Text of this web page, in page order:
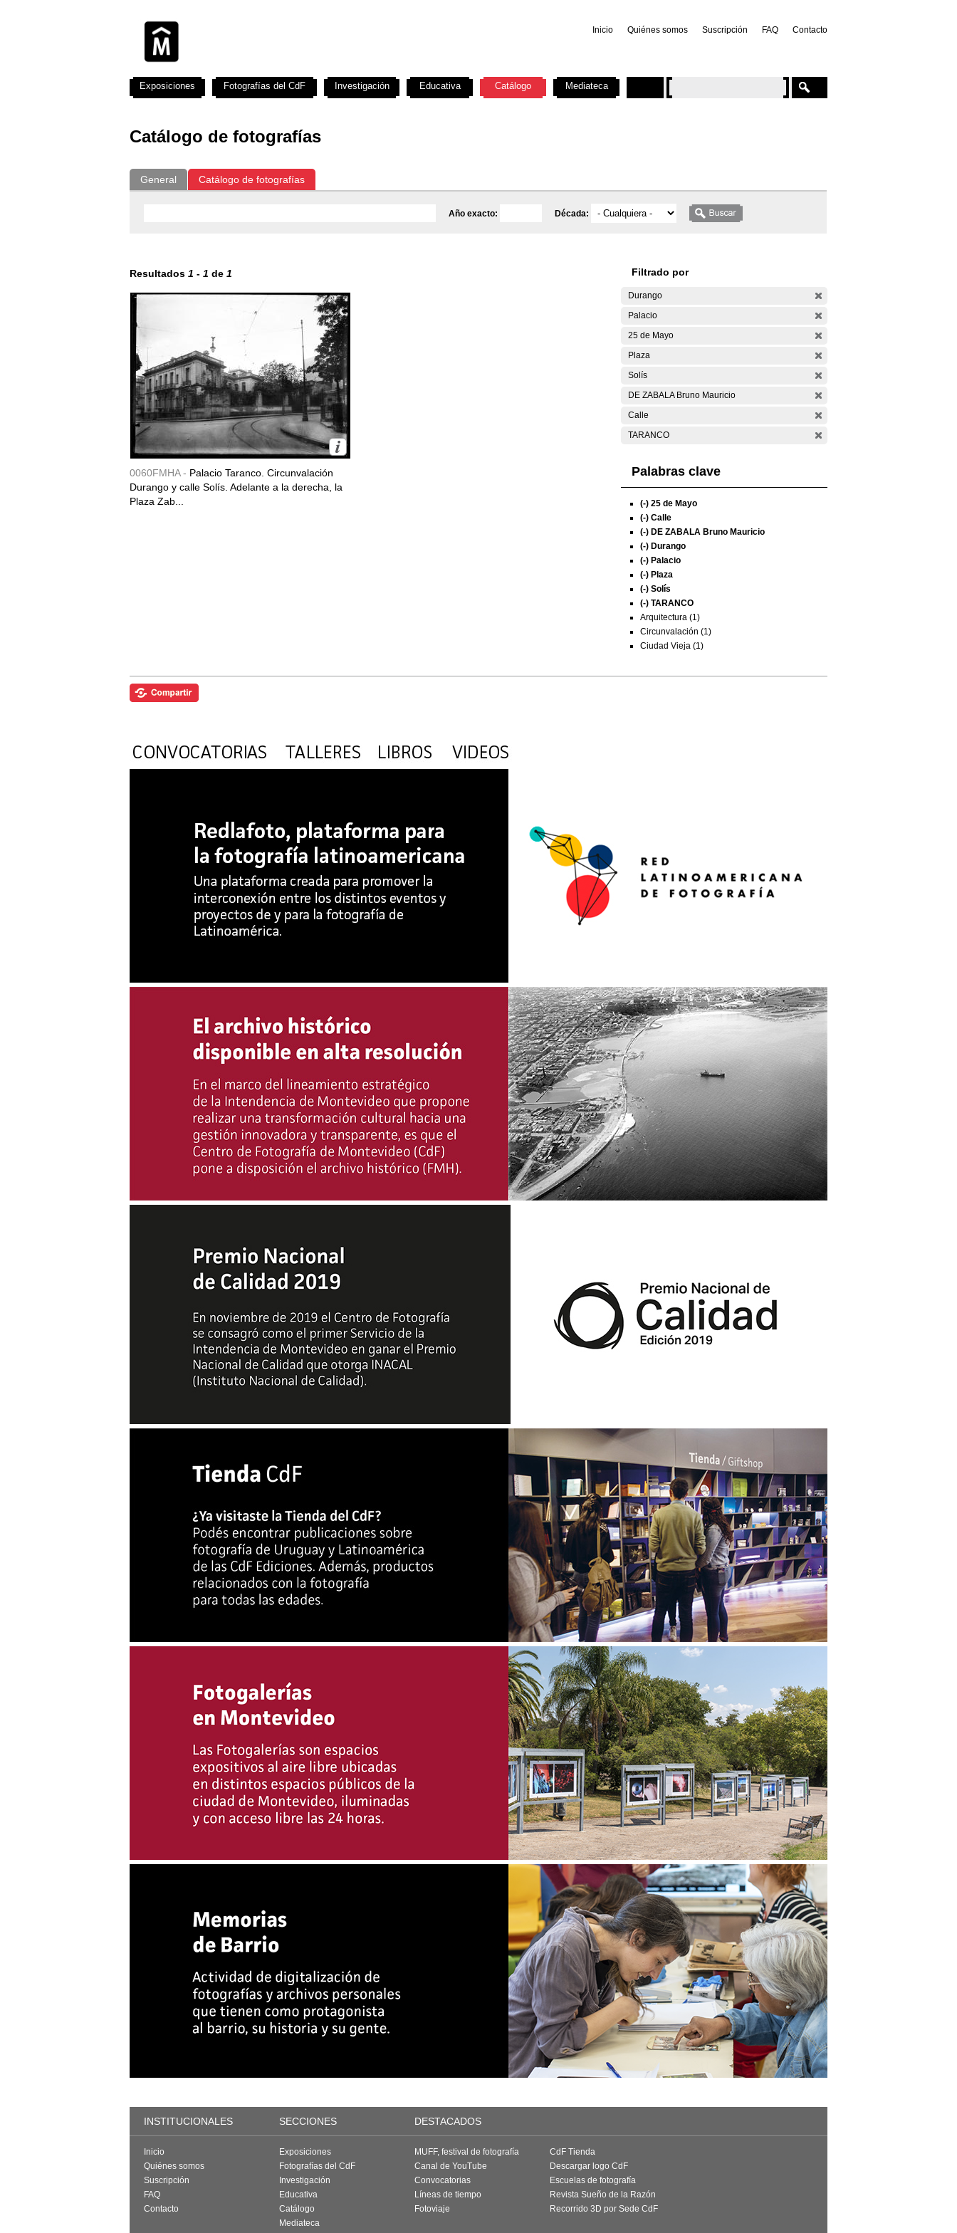
Inicio Quiénes somos Suscripción FAQ Contacto
Catálogo de fotografías
General Catálogo de fotografías
Año exacto: Década:
Resultados 1 - 1 de 1
0060FMHA - Palacio Taranco. Circunvalación
Durango y calle Solís. Adelante a la derecha, la
Plaza Zab...
Filtrado por
Durango
Palacio
25 de Mayo
Plaza
Solís
DE ZABALA Bruno Mauricio
Calle
TARANCO
Palabras clave
(-) 25 de Mayo
(-) Calle
(-) DE ZABALA Bruno Mauricio
(-) Durango
(-) Palacio
(-) Plaza
(-) Solís
(-) TARANCO
Arquitectura (1)
Circunvalación (1)
Ciudad Vieja (1)
Exposiciones Fotografías del CdF Investigación Educativa Catálogo Mediateca
INSTITUCIONALES SECCIONES DESTACADOS
Inicio
Quiénes somos
Suscripción
FAQ
Contacto
Exposiciones
Fotografías del CdF
Investigación
Educativa
Catálogo
Mediateca
MUFF, festival de fotografía
Canal de YouTube
Convocatorias
Líneas de tiempo
Fotoviaje
CdF Tienda
Descargar logo CdF
Escuelas de fotografía
Revista Sueño de la Razón
Recorrido 3D por Sede CdF